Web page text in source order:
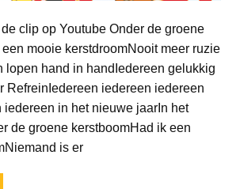
clip op Youtube Onder de groene
mooie kerstdroomNooit meer ruzie
lopen hand in handIedereen gelukkig
RefreinIedereen iedereen iedereen
in het nieuwe jaarIn het
de groene kerstboomHad ik een
is er